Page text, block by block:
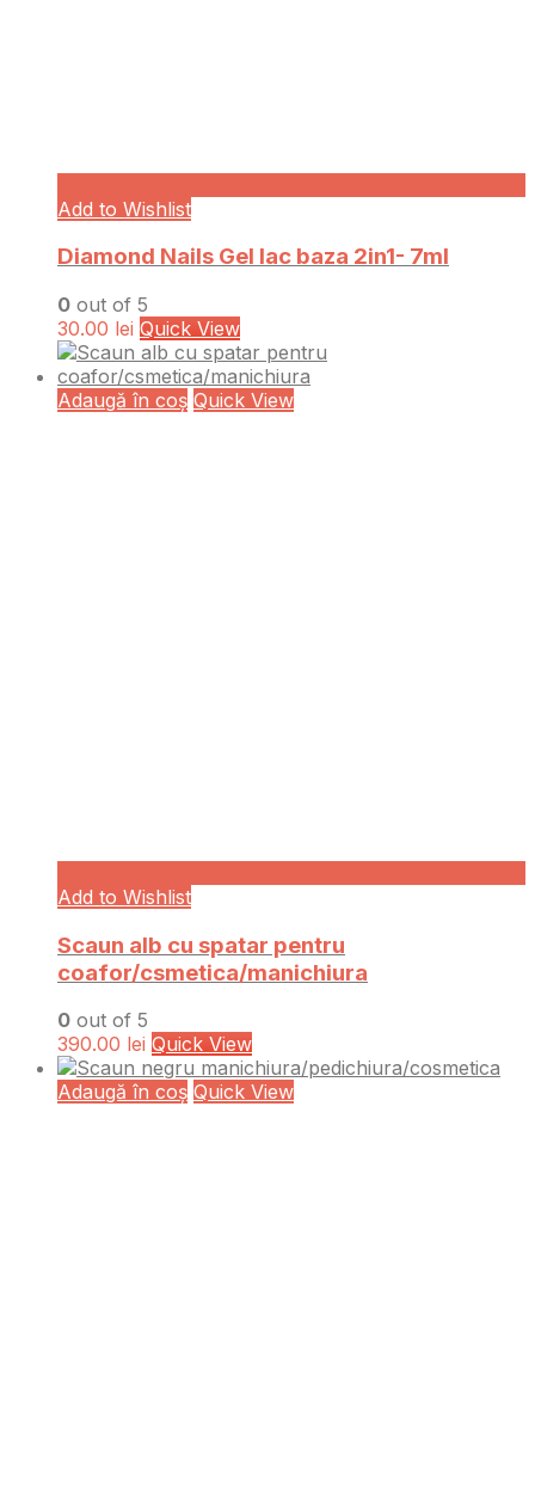
Add to Wishlist
Diamond Nails Gel lac baza 2in1- 7ml
0 out of 5
30.00 lei Quick View
Adaugă în coș Quick View
Add to Wishlist
Scaun alb cu spatar pentru
coafor/csmetica/manichiura
0 out of 5
390.00 lei Quick View
Adaugă în coș Quick View